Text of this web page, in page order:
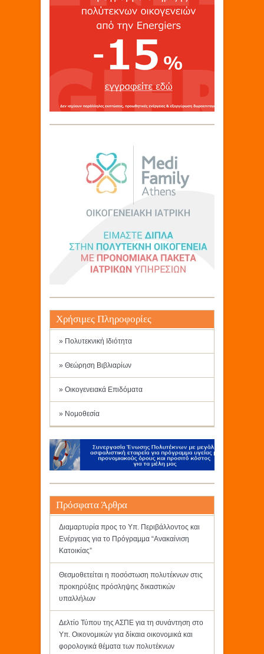
Χρήσιμες Πληροφορίες
» Πολυτεκνική Ιδιότητα
» Θεώρηση Βιβλιαρίων
» Οικογενειακά Επιδόματα
» Νομοθεσία
Πρόσφατα Άρθρα
Διαμαρτυρία προς το Υπ. Περιβάλλοντος και
Ενέργειας για το Πρόγραμμα “Ανακαίνιση
Κατοικίας”
Θεσμοθετείται η ποσόστωση πολυτέκνων στις
προκηρύξεις πρόσληψης δικαστικών
υπαλλήλων
Δελτίο Τύπου της ΑΣΠΕ για τη συνάντηση στο
Υπ. Οικονομικών για δίκαια οικονομικά και
φορολογικά θέματα των πολυτέκνων